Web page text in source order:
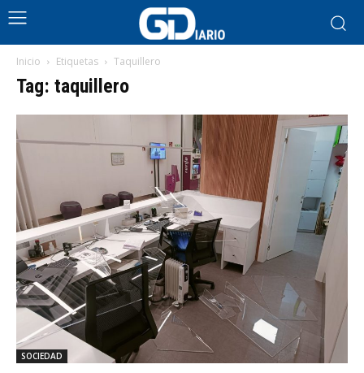
Inicio Etiquetas Taquillero
Tag: taquillero
SOCIEDAD